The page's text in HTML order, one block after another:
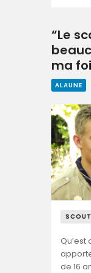
“Le
ma
ALAUNE
de 16